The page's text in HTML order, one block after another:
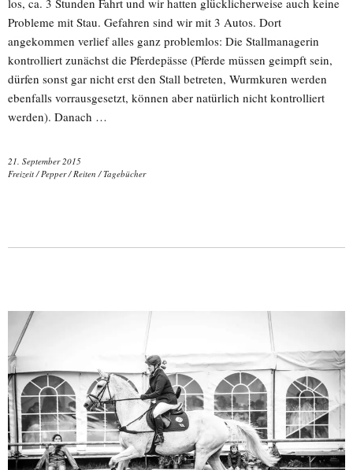
Probleme mit Stau. Gefahren sind wir mit 3 Autos. Dort
angekommen verlief alles ganz problemlos: Die Stallmanagerin
kontrolliert zunächst die Pferdepässe (Pferde müssen geimpft sein,
dürfen sonst gar nicht erst den Stall betreten, Wurmkuren werden
ebenfalls vorrausgesetzt, können aber natürlich nicht kontrolliert
werden). Danach …
21. September 2015
Freizeit / Pepper/Reiten /Tagebücher